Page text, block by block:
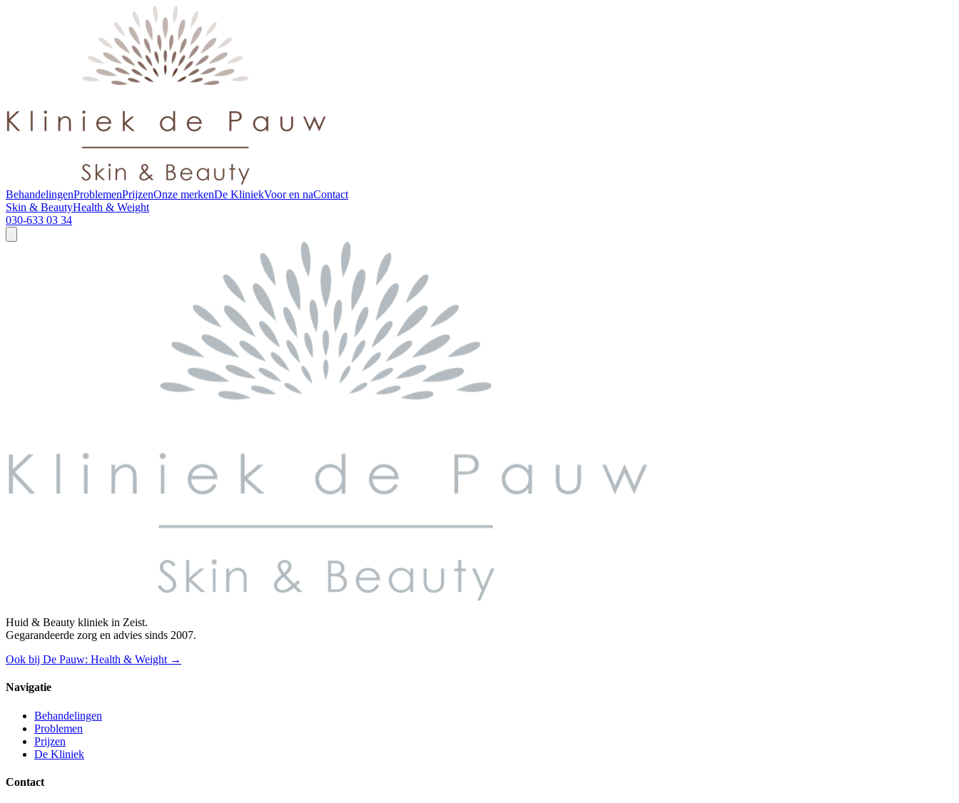
BehandelingenProblemenPrijzenOnze merkenDe KliniekVoor en naContact
Skin & BeautyHealth & Weight
030-633 03 34
Huid & Beauty kliniek in Zeist.
Gegarandeerde zorg en advies sinds 2007.
Ook bij De Pauw: Health & Weight →
Navigatie
Behandelingen
Problemen
Prijzen
De Kliniek
Contact